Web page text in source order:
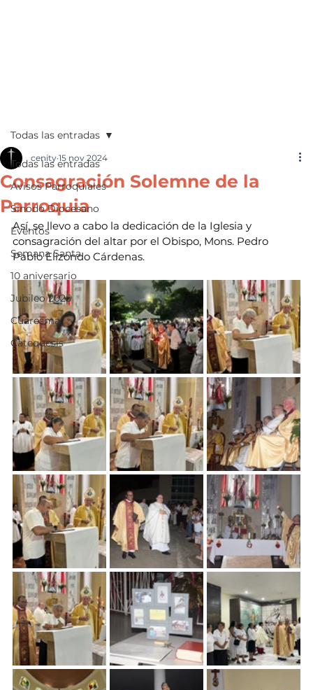
Todas las entradas
Avisos Parroquiales
Sinodo Diocesano
Eventos
Semana Santa
10 aniversario
Jubileo 2025
Cuaresma
Catequesis
Todas las entradas
Consagración Solemne de la
Parroquia
cenity 15 nov 2024
Así, se llevo a cabo la dedicación de la Iglesia y
consagración del altar por el Obispo, Mons. Pedro
Pablo Elizondo Cárdenas.